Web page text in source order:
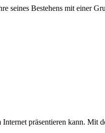
seines Bestehens mit einer
präsentieren kann. Mit